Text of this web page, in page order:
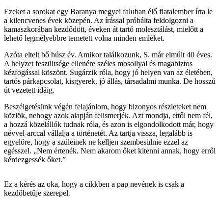
Ezeket a sorokat egy Baranya megyei faluban élő fiatalember írta le
a kilencvenes évek közepén. Az írással próbálta feldolgozni a
kamaszkorában kezdődött, éveken át tartó molesztálást, mielőtt a
lehető legmélyebbre temetett volna minden emléket.
Azóta eltelt bő húsz év. Amikor találkozunk, S. már elmúlt 40 éves.
A helyzet feszültsége ellenére széles mosollyal és magabiztos
kézfogással köszönt. Sugárzik róla, hogy jó helyen van az életében,
tartós párkapcsolat, kisgyerek, jó állás, társadalmi munka. De hosszú
út vezetett idáig.
Beszélgetésünk végén felajánlom, hogy bizonyos részleteket nem
közlök, nehogy azok alapján felismerjék. Azt mondja, ettől nem fél,
a hozzá közelállók tudnak róla, és azon is elgondolkodott már, hogy
névvel-arccal vállalja a történetét. Az tartja vissza, legalább is
egyelőre, hogy a szüleinek ne kelljen szembesülnie ezzel az
egésszel. „Nem értenék. Nem akarom őket kitenni annak, hogy erről
kérdezgessék őket.”
Ez a kérés az oka, hogy a cikkben a pap nevének is csak a
kezdőbetűje szerepel.